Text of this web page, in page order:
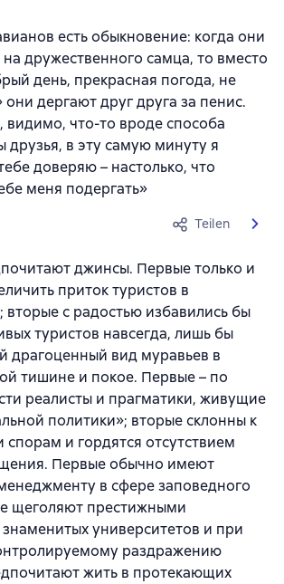
есть обыкновение: когда они
дружественного самца, то вместо
день, прекрасная погода, не
они дергают друг друга за пенис.
видимо, что-то вроде способа
друзья, в эту самую минуту я
доверяю – настолько, что
меня подергать»
Teilen
джинсы. Первые только и
приток туристов в
вторые с радостью избавились бы
туристов навсегда, лишь бы
драгоценный вид муравьев в
тишине и покое. Первые – по
реалисты и прагматики, живущие
политики»; вторые склонны к
спорам и гордятся отсутствием
Первые обычно имеют
в сфере заповедного
щеголяют престижными
университетов и при
раздражению
жить в протекающих